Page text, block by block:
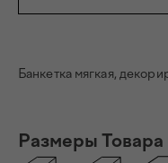
Банкетка мягкая,
Размеры Товара